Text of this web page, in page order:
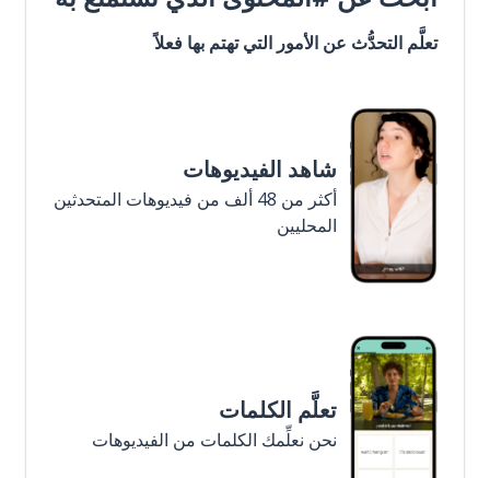
تعلَّم التحدُّث عن الأمور التي تهتم بها فعلاً
شاهد الفيديوهات
أكثر من 48 ألف من فيديوهات المتحدثين
المحليين
تعلَّم الكلمات
نحن نعلِّمك الكلمات من الفيديوهات